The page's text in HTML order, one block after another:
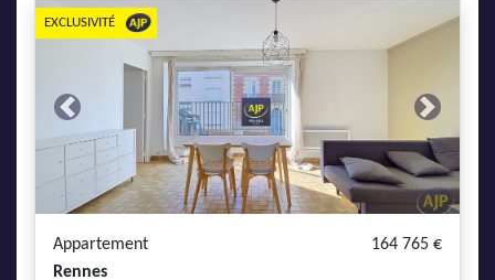
Previous Next
EXCLUSIVITÉ
Appartement
164 765 €
Rennes